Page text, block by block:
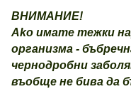
ВНИМАНИЕ!
Ako имате тежки
организма -
чернодробни
въобще не бива да